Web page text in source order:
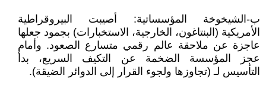
ب-الشيخوخة المؤسساتية: أصيبت البيروقراطية
الأمريكية (البنتاغون، الخارجية، الاستخبارات) بجمود جعلها
عاجزة عن ملاحقة عالم رقمي متسارع الصعود. وأمام
عجز المؤسسة الضخمة عن التكيف السريع، بدأ
التأسيس لـ (تجاوزها ولجوء القرار إلى الدوائر الضيقة).